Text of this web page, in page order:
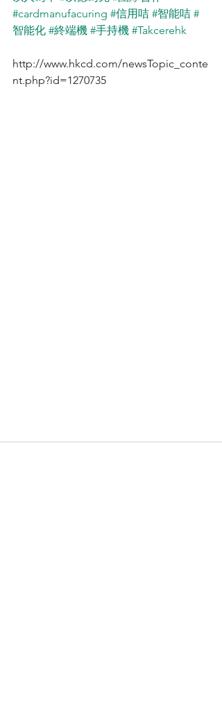
#cardmanufacuring #信用咭 #智能咭 #
智能化 #終端機 #手持機 #Takcerehk
http://www.hkcd.com/newsTopic_conte
nt.php?id=1270735